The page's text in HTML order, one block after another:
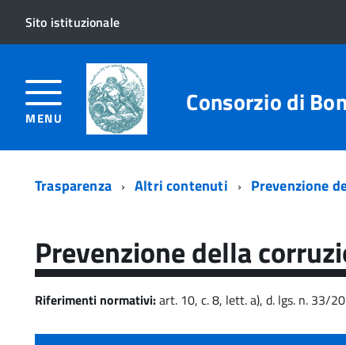
Sito istituzionale
MENU Consorzio di
Trasparenza Altri contenuti Prevenzione
Prevenzione della
Riferimenti normativi:art. 10, c. 8, lett. a), d. lgs. n. 33/